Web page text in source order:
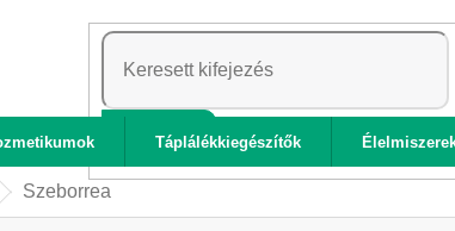
KERESÉS
Táplálékkiegészítők
Szeborrea